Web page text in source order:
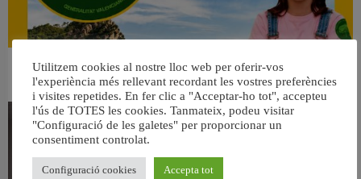
👀 Una mirada atenta puede marcar la diferencia.
31 juliol, 2026
Utilitzem cookies al nostre lloc web per oferir-vos
l'experiència més rellevant recordant les vostres preferències
i visites repetides. En fer clic a "Acceptar-ho tot", accepteu
l'ús de TOTES les cookies. Tanmateix, podeu visitar
"Configuració de les galetes" per proporcionar un
consentiment controlat.
Configuració cookies Accepta tot